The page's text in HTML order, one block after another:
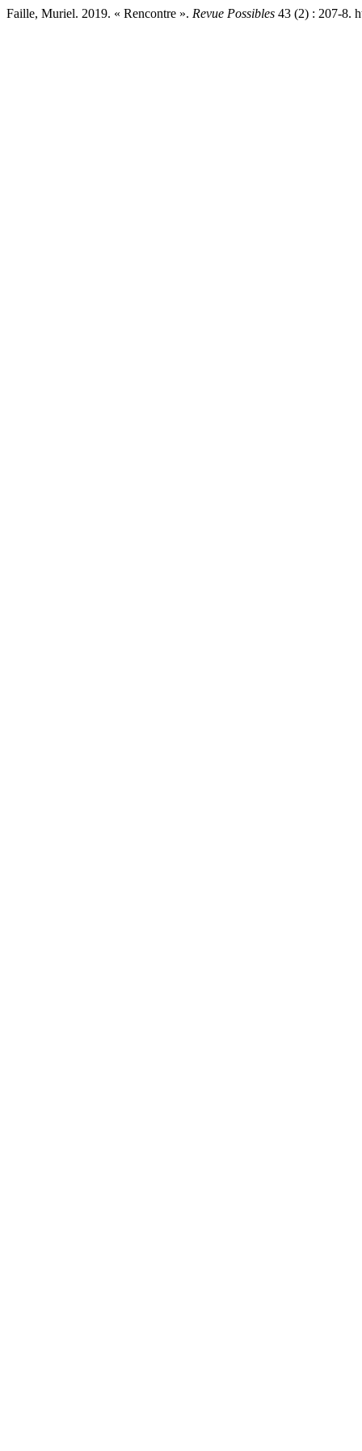
Faille, Muriel. 2019. « Rencontre ». Revue Possibles 43 (2) : 207-8.